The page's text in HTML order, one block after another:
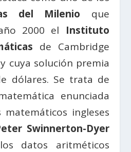
del Milenio que
2000 el Instituto
de Cambridge
cuya solución premia
dólares. Se trata de
enunciada
ingleses
Swinnerton-Dyer
datos aritméticos